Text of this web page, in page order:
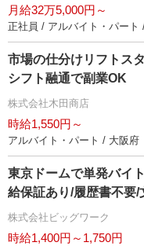
月給32万5,000円～
正社員 / アルバイト・パート
市場の仕分けリフトス
シフト融通で副業OK
株式会社木田商店
時給1,550円～
アルバイト・パート / 大阪府
東京ドームで単発バイ
給保証あり/履歴書不要/
株式会社ビッグワーク
時給1,400円～1,750円